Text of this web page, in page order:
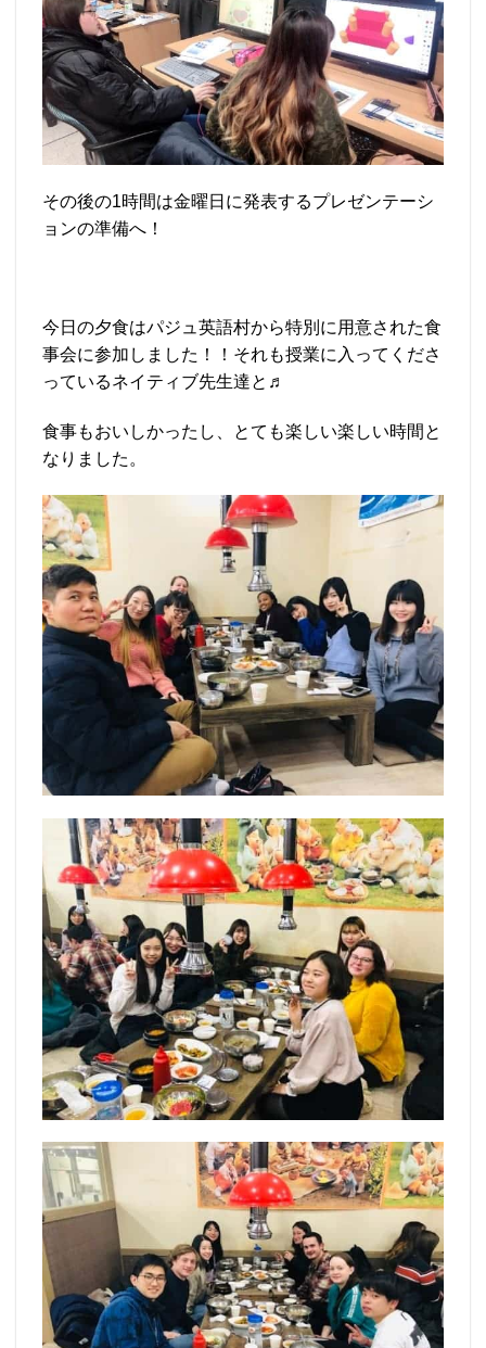
その後の1時間は金曜日に発表するプレゼンテーシ
ョンの準備へ！
今日の夕食はパジュ英語村から特別に用意された食
事会に参加しました！！それも授業に入ってくださ
っているネイティブ先生達と♬
食事もおいしかったし、とても楽しい楽しい時間と
なりました。